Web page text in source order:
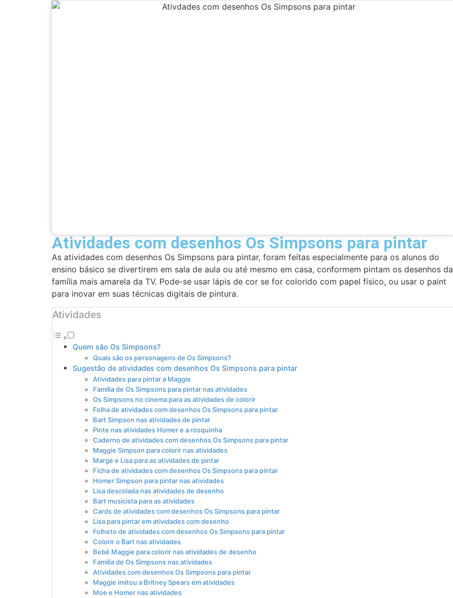
Atividades com desenhos Os Simpsons para pintar
As atividades com desenhos Os Simpsons para pintar, foram feitas especialmente para os alunos do
ensino básico se divertirem em sala de aula ou até mesmo em casa, conformem pintam os desenhos da
família mais amarela da TV. Pode-se usar lápis de cor se for colorido com papel físico, ou usar o paint
para inovar em suas técnicas digitais de pintura.
Atividades
Quem são Os Simpsons?
Quais são os personagens de Os Simpsons?
Sugestão de atividades com desenhos Os Simpsons para pintar
Atividades para pintar a Maggie
Família de Os Simpsons para pintar nas atividades
Os Simpsons no cinema para as atividades de colorir
Folha de atividades com desenhos Os Simpsons para pintar
Bart Simpson nas atividades de pintar
Pinte nas atividades Homer e a rosquinha
Caderno de atividades com desenhos Os Simpsons para pintar
Maggie Simpson para colorir nas atividades
Marge e Lisa para as atividades de pintar
Ficha de atividades com desenhos Os Simpsons para pintar
Homer Simpson para pintar nas atividades
Lisa descolada nas atividades de desenho
Bart musicista para as atividades
Cards de atividades com desenhos Os Simpsons para pintar
Lisa para pintar em atividades com desenho
Folheto de atividades com desenhos Os Simpsons para pintar
Colorir o Bart nas atividades
Bebê Maggie para colorir nas atividades de desenho
Família de Os Simpsons nas atividades
Atividades com desenhos Os Simpsons para pintar
Maggie imitou a Britney Spears em atividades
Moe e Homer nas atividades